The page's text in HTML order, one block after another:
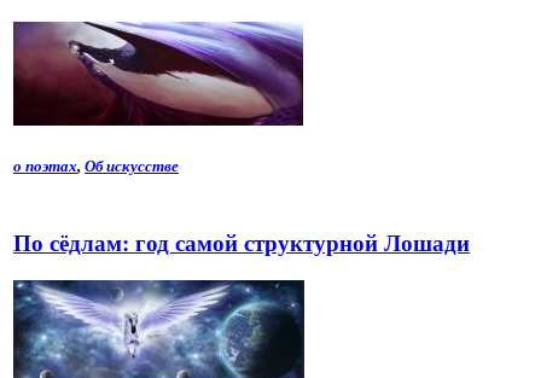
о поэтах, Об искусстве
По сёдлам: год самой структурной Лошади